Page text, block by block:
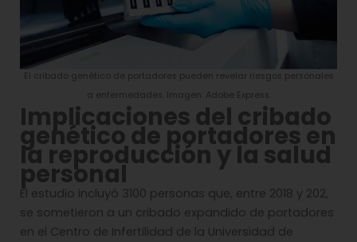
El cribado genético de portadores pueden revelar riesgos personales
a enfermedades. Imagen: Adobe Express.
Implicaciones del cribado
genético de portadores en
la reproducción y la salud
personal
El estudio incluyó 3100 personas que, entre 2018 y 202,
se sometieron a un cribado expandido de portadores
en el Centro de Infertilidad de la Universidad de